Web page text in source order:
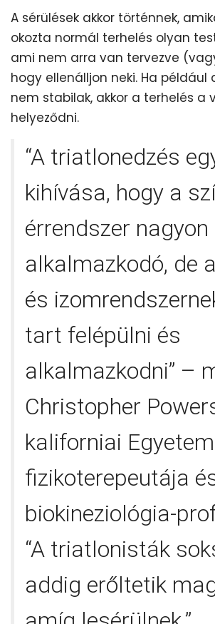
A sérülések akkor történnek,
okozta normál terhelés olyan
ami nem arra van tervezve
hogy ellenálljon neki. Ha például
nem stabilak, akkor a terhelés a
helyeződni.
“A triatlonedzés
kihívása, hogy a
érrendszer nagyon
alkalmazkodó, de
és
tart felépülni és
alkalmazkodni” –
Christopher
kaliforniai Egyetem
fizikoterepeutája
biokineziológia-
“A triatlonisták
addig erőltetik